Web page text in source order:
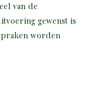
van de
gewenst is
worden